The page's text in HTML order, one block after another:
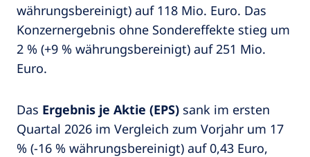
währungsbereinigt) auf 118 Mio. Euro. Das
Konzernergebnis ohne Sondereffekte stieg um
2 % (+9 % währungsbereinigt) auf 251 Mio.
Euro.
Das Ergebnis je Aktie (EPS) sank im ersten
Quartal 2026 im Vergleich zum Vorjahr um 17
% (-16 % währungsbereinigt) auf 0,43 Euro,